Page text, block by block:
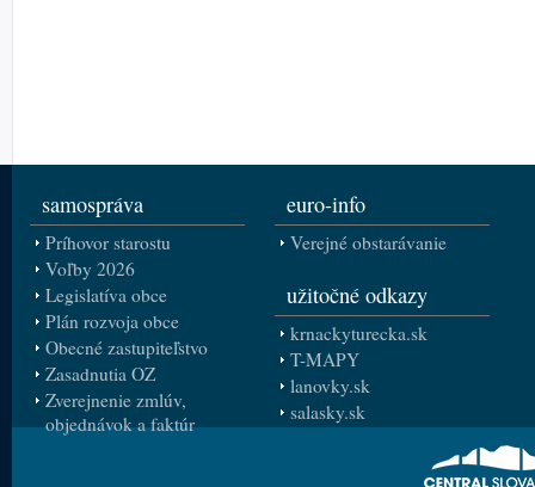
samospráva
Príhovor starostu
Voľby 2026
Legislatíva obce
Plán rozvoja obce
Obecné zastupiteľstvo
Zasadnutia OZ
Zverejnenie zmlúv,
objednávok a faktúr
euro-info
Verejné obstarávanie
užitočné odkazy
krnackyturecka.sk
T-MAPY
lanovky.sk
salasky.sk